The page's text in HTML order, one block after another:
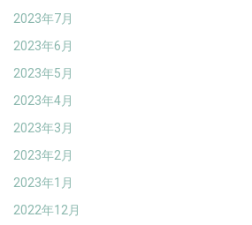
2023年7月
2023年6月
2023年5月
2023年4月
2023年3月
2023年2月
2023年1月
2022年12月